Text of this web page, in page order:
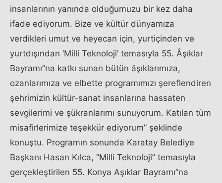
insanlarının yanında olduğumuzu bir kez daha
ifade ediyorum. Bize ve kültür dünyamıza
verdikleri umut ve heyecan için, yurtiçinden ve
yurtdışından ‘Milli Teknoloji’ temasıyla 55. Âşıklar
Bayramı”na katkı sunan bütün âşıklarımıza,
ozanlarımıza ve elbette programımızı şereflendiren
şehrimizin kültür-sanat insanlarına hassaten
sevgilerimi ve şükranlarımı sunuyorum. Katılan tüm
misafirlerimize teşekkür ediyorum” şeklinde
konuştu. Programın sonunda Karatay Belediye
Başkanı Hasan Kılca, “Milli Teknoloji” temasıyla
gerçekleştirilen 55. Konya Aşıklar Bayramı”na